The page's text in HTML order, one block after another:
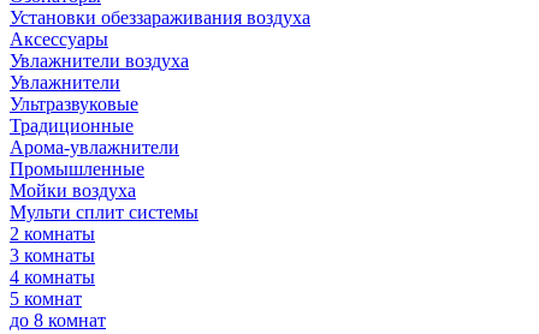
Установки обеззараживания воздуха
Аксессуары
Увлажнители воздуха
Увлажнители
Ультразвуковые
Традиционные
Арома-увлажнители
Промышленные
Мойки воздуха
Мульти сплит системы
2 комнаты
3 комнаты
4 комнаты
5 комнат
до 8 комнат